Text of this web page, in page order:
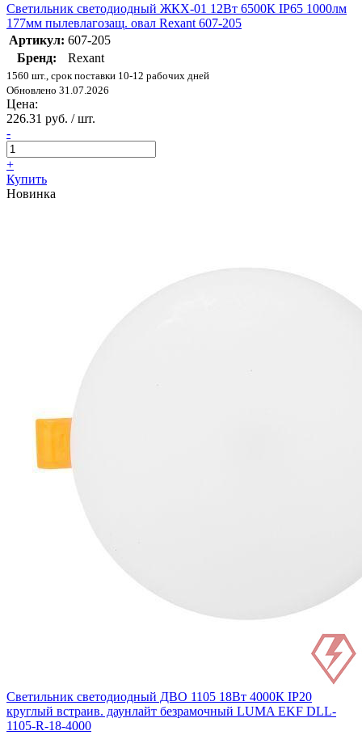
Светильник светодиодный ЖКХ-01 12Вт 6500К IP65 1000лм
177мм пылевлагозащ. овал Rexant 607-205
Артикул: 607-205
Бренд:
Rexant
1560 шт., срок поставки 10-12 рабочих дней
Обновлено 31.07.2026
Цена:
226.31 руб. / шт.
-
+
Купить
Новинка
Светильник светодиодный ДВО 1105 18Вт 4000К IP20
круглый встраив. даунлайт безрамочный LUMA EKF DLL-
1105-R-18-4000